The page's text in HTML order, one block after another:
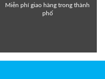
Miễn phí giao hàng trong thành
phố